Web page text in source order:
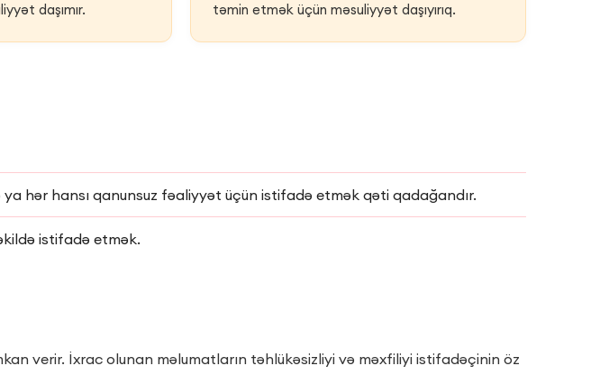
daşımır.
təmin etmək üçün məsuliyyət daşıyırıq.
hər hansı qanunsuz fəaliyyət üçün istifadə etmək qəti qadağandır.
istifadə etmək.
verir. İxrac olunan məlumatların təhlükəsizliyi və məxfiliyi istifadəçinin öz